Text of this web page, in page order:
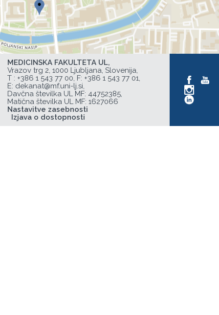
MEDICINSKA FAKULTETA UL,
Vrazov trg 2, 1000 Ljubljana, Slovenija,
T : +386 1 543 77 00, F: +386 1 543 77 01,
E: dekanat@mf.uni-lj.si,
Davčna številka UL MF: 44752385,
Matična številka UL MF: 1627066
Nastavitve zasebnosti
Izjava o dostopnosti